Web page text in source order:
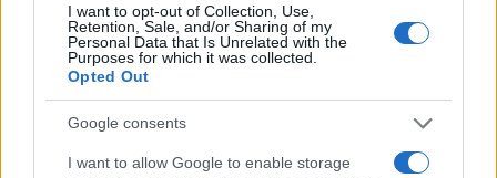
I want to opt-out of Collection, Use,
Retention, Sale, and/or Sharing of my
Personal Data that Is Unrelated with the
Purposes for which it was collected.
Opted Out
Google consents
I want to allow Google to enable storage
Κηφισίας 125-127, 11524 Αθήνα Σταθμός μετρό ΠΑΝΟΡΜΟΥ